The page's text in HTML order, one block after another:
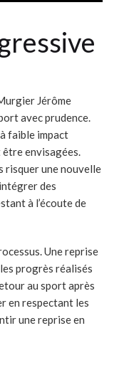
Jérôme
avec prudence.
faible impact
envisagées.
risquer une nouvelle
des
à l’écoute de
Une reprise
progrès réalisés
au sport après
en respectant les
une reprise en